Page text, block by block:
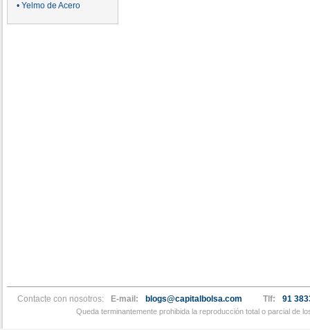
• Yelmo de Acero
Contacte con nosotros: E-mail: blogs@capitalbolsa.com Tlf: 91
Queda terminantemente prohibida la reproducción total o parcial de